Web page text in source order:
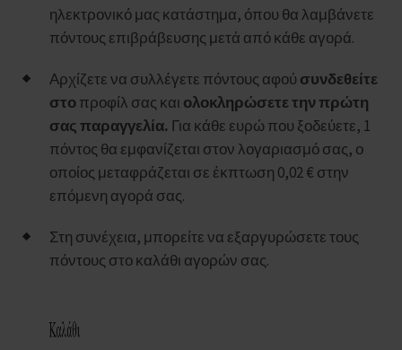
ηλεκτρονικό μας κατάστημα, όπου θα λαμβάνετε
πόντους επιβράβευσης μετά από κάθε αγορά.
Αρχίζετε να συλλέγετε πόντους αφού συνδεθείτε
στοπροφίλ σας και ολοκληρώσετε την πρώτη
σας παραγγελία. Για κάθε ευρώ που ξοδεύετε, 1
πόντος θα εμφανίζεται στον λογαριασμό σας, ο
οποίος μεταφράζεται σε έκπτωση 0,02 € στην
επόμενη αγορά σας.
Στη συνέχεια, μπορείτε να εξαργυρώσετε τους
πόντους στο καλάθι αγορών σας.